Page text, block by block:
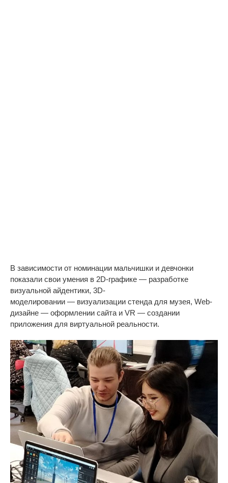
В зависимости от номинации мальчишки и девчонки
показали свои умения в 2D-графике — разработке
визуальной айдентики, 3D-
моделировании — визуализации стенда для музея, Web-
дизайне — оформлении сайта и VR — создании
приложения для виртуальной реальности.